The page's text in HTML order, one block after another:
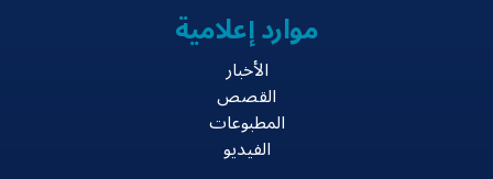
موارد إعلامية
الأخبار
القصص
المطبوعات
الفيديو